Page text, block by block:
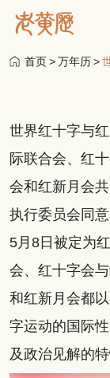
首页>万年历>
世界红十字与
际联合会、红
会和红新月会
执行委员会同
5月8日被定为
会、红十字会
和红新月会都
字运动的国际
及政治见解的特